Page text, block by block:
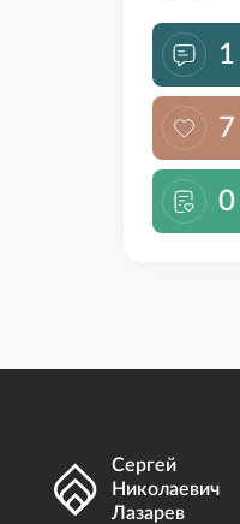
1
7
0
Сергей
Николаевич
Лазарев